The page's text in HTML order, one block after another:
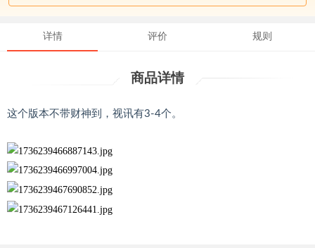
详情 评价 规则
商品详情
这个版本不带财神到，视讯有3-4个。